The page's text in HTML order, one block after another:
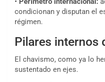
condicionan y disputan el
régimen.
Pilares internos
El chavismo, como ya lo
sustentado en ejes.